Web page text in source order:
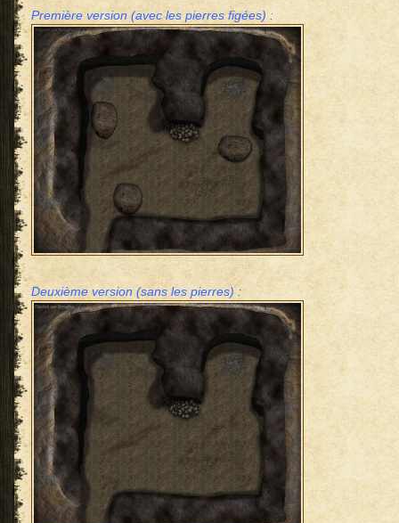
Première version (avec les pierres figées) :
Deuxième version (sans les pierres) :